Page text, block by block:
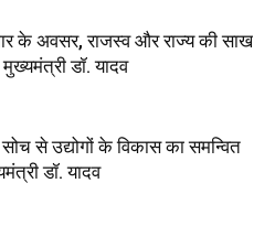
के अवसर, राजस्व और राज्य की साख
डॉ. यादव
से उद्योगों के विकास का समन्वित
डॉ. यादव